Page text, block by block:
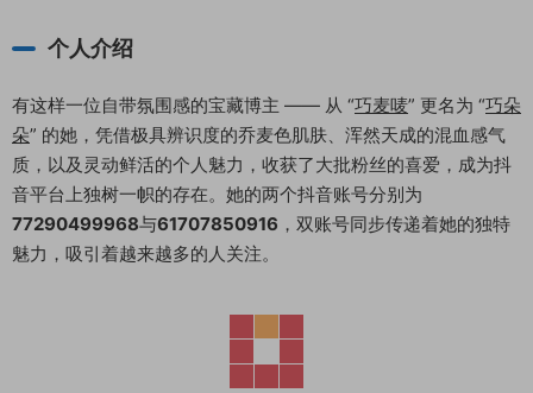
个人介绍
有这样一位自带氛围感的宝藏博主 —— 从 “巧麦唛” 更名为 “巧朵
朵” 的她，凭借极具辨识度的乔麦色肌肤、浑然天成的混血感气
质，以及灵动鲜活的个人魅力，收获了大批粉丝的喜爱，成为抖
音平台上独树一帜的存在。她的两个抖音账号分别为
77290499968与61707850916 ，双账号同步传递着她的独特
魅力，吸引着越来越多的人关注。